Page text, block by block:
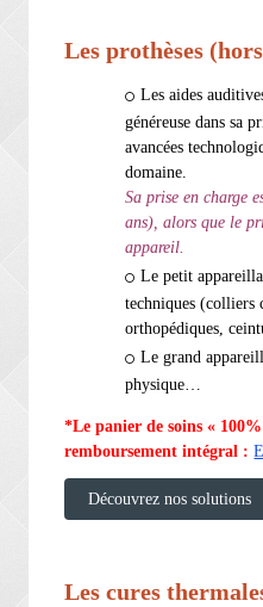
Les prothèses
Les aides
généreuse dans sa
avancées
domaine.
Sa prise en charge
ans), alors que le
appareil.
Le petit
techniques (colliers
orthopédiques,
Le grand
physique…
*Le panier de soins «
remboursement intégral :
Découvrez nos solutions
Les cures